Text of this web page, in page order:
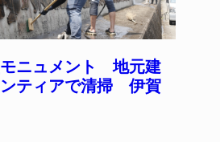
ニュメント 地元建
ティアで清掃 伊賀